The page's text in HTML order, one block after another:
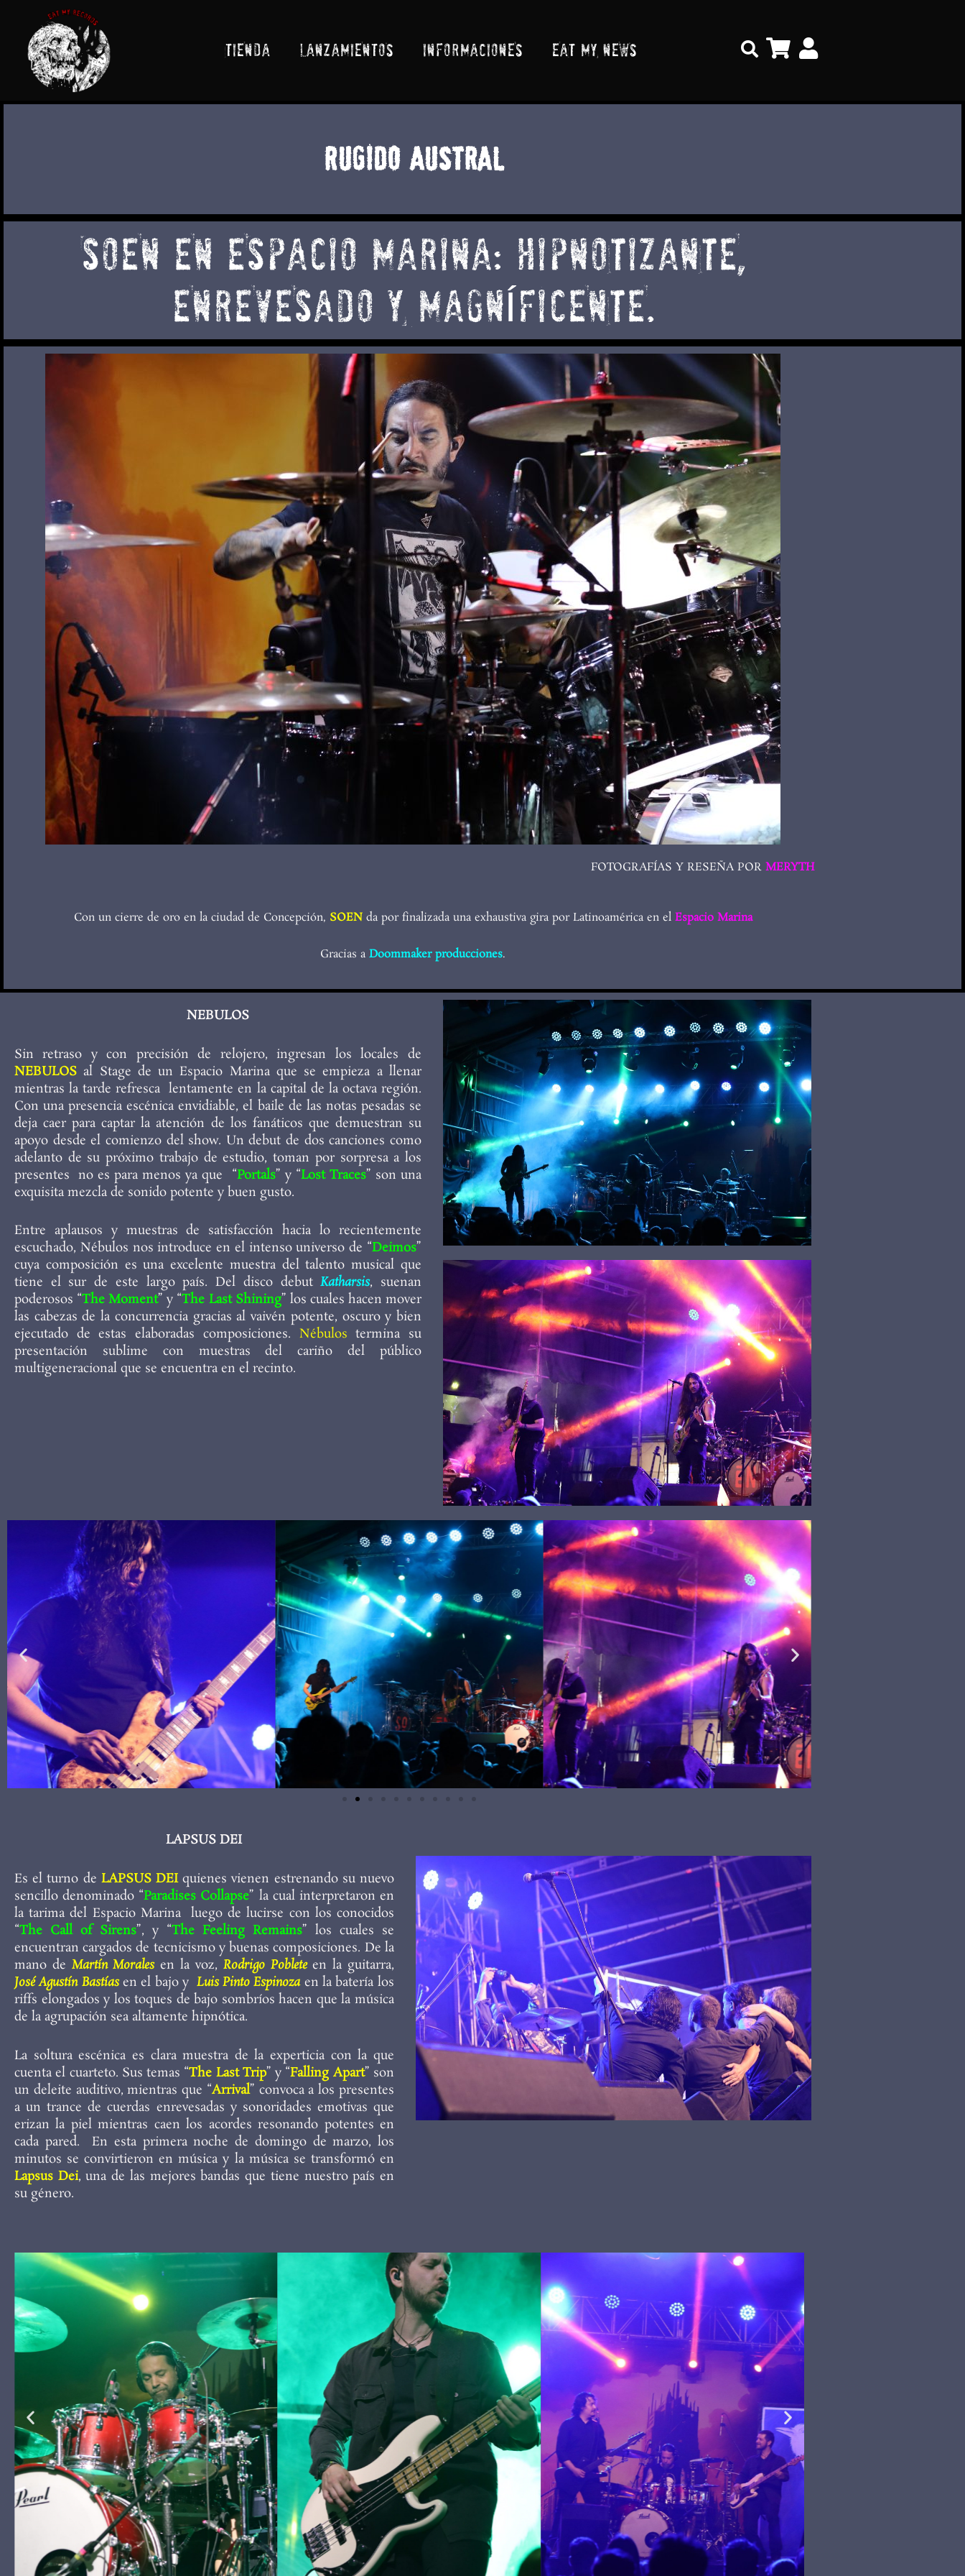
contenido
TIENDA LANZAMIENTOS INFORMACIONES EAT MY NEWS Search
Rugido Austral
SOEN EN ESPACIO MARINA: HIPNOTIZANTE,
ENREVESADO Y MAGNÍFICENTE.
FOTOGRAFÍAS Y RESEÑA POR MERYTH
Con un cierre de oro en la ciudad de Concepción, SOENda por finalizada una exhaustiva gira por Latinoamérica en el Espacio Marina
Gracias a Doommaker producciones.
NEBULOS
Sin retraso y con precisión de relojero, ingresan los locales de
NEBULOS al Stage de un Espacio Marina que se empieza a llenar
mientras la tarde refresca lentamente en la capital de la octava región.
Con una presencia escénica envidiable, el baile de las notas pesadas se
deja caer para captar la atención de los fanáticos que demuestran su
apoyo desde el comienzo del show. Un debut de dos canciones como
adelanto de su próximo trabajo de estudio, toman por sorpresa a los
presentes no es para menos ya que “Portals” y “Lost Traces” son una
exquisita mezcla de sonido potente y buen gusto.
Entre aplausos y muestras de satisfacción hacia lo recientemente
escuchado, Nébulos nos introduce en el intenso universo de “Deimos”
cuya composición es una excelente muestra del talento musical que
tiene el sur de este largo país. Del disco debutKatharsis, suenan
poderosos “The Moment” y “The Last Shining” los cuales hacen mover
las cabezas de la concurrencia gracias al vaivén potente, oscuro y bien
ejecutado de estas elaboradas composiciones. Nébulos termina su
presentación sublime con muestras del cariño del público
multigeneracional que se encuentra en el recinto.
LAPSUS DEI
Es el turno de LAPSUS DEIquienes vienen estrenando su nuevo
sencillo denominado “Paradises Collapse” la cual interpretaron en
la tarima del Espacio Marina luego de lucirse con los conocidos
“The Call of Sirens”, y “The Feeling Remains” los cuales se
encuentran cargados de tecnicismo y buenas composiciones. De la
mano de Martín Moralesen la voz, Rodrigo Pobleteen la guitarra,
José Agustín Bastíasen el bajo y Luis Pinto Espinozaen la batería los
riffs elongados y los toques de bajo sombríos hacen que la música
de la agrupación sea altamente hipnótica.
La soltura escénica es clara muestra de la experticia con la que
cuenta el cuarteto. Sus temas “The Last Trip” y “Falling Apart” son
un deleite auditivo, mientras que “Arrival” convoca a los presentes
a un trance de cuerdas enrevesadas y sonoridades emotivas que
erizan la piel mientras caen los acordes resonando potentes en
cada pared. En esta primera noche de domingo de marzo, los
minutos se convirtieron en música y la música se transformó en
Lapsus Dei, una de las mejores bandas que tiene nuestro país en
su género.